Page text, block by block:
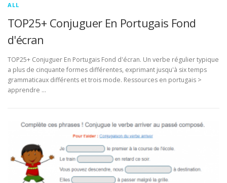
ALL
TOP25+ Conjuguer En Portugais Fond
d'écran
TOP25+ Conjuguer En Portugais Fond d'écran. Un verbe régulier typique
a plus de cinquante formes différentes, exprimant jusqu'à six temps
grammaticaux différents et trois mode. Ressources en portugais >
apprendre …